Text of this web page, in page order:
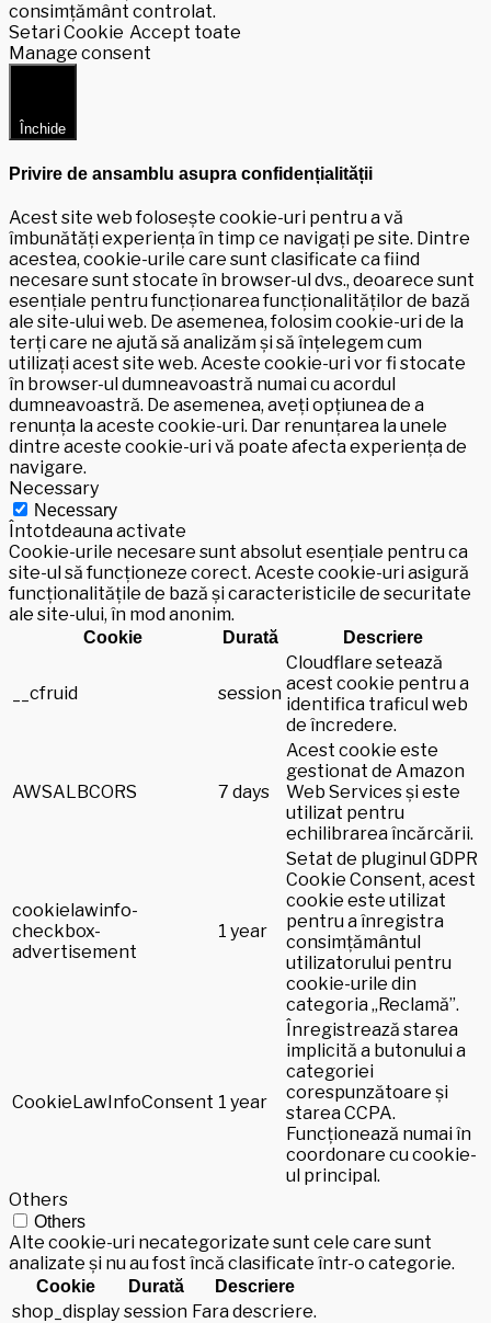
consimțământ controlat.
Setari Cookie Accept toate
Manage consent
Închide
Privire de ansamblu asupra confidențialității
Acest site web folosește cookie-uri pentru a vă
îmbunătăți experiența în timp ce navigați pe site. Dintre
acestea, cookie-urile care sunt clasificate ca fiind
necesare sunt stocate în browser-ul dvs., deoarece sunt
esențiale pentru funcționarea funcționalităților de bază
ale site-ului web. De asemenea, folosim cookie-uri de la
terți care ne ajută să analizăm și să înțelegem cum
utilizați acest site web. Aceste cookie-uri vor fi stocate
în browser-ul dumneavoastră numai cu acordul
dumneavoastră. De asemenea, aveți opțiunea de a
renunța la aceste cookie-uri. Dar renunțarea la unele
dintre aceste cookie-uri vă poate afecta experiența de
navigare.
Necessary
Necessary
Întotdeauna activate
Cookie-urile necesare sunt absolut esențiale pentru ca
site-ul să funcționeze corect. Aceste cookie-uri asigură
funcționalitățile de bază și caracteristicile de securitate
ale site-ului, în mod anonim.
Cookie Durată Descriere
__cfruid session
Cloudflare setează
acest cookie pentru a
identifica traficul web
de încredere.
AWSALBCORS 7 days
Acest cookie este
gestionat de Amazon
Web Services și este
utilizat pentru
echilibrarea încărcării.
cookielawinfo-
checkbox-
advertisement
1 year
Setat de pluginul GDPR
Cookie Consent, acest
cookie este utilizat
pentru a înregistra
consimțământul
utilizatorului pentru
cookie-urile din
categoria „Reclamă”.
CookieLawInfoConsent 1 year
Înregistrează starea
implicită a butonului a
categoriei
corespunzătoare și
starea CCPA.
Funcționează numai în
coordonare cu cookie-
ul principal.
Others
Others
Alte cookie-uri necategorizate sunt cele care sunt
analizate și nu au fost încă clasificate într-o categorie.
Cookie Durată Descriere
shop_display session Fara descriere.